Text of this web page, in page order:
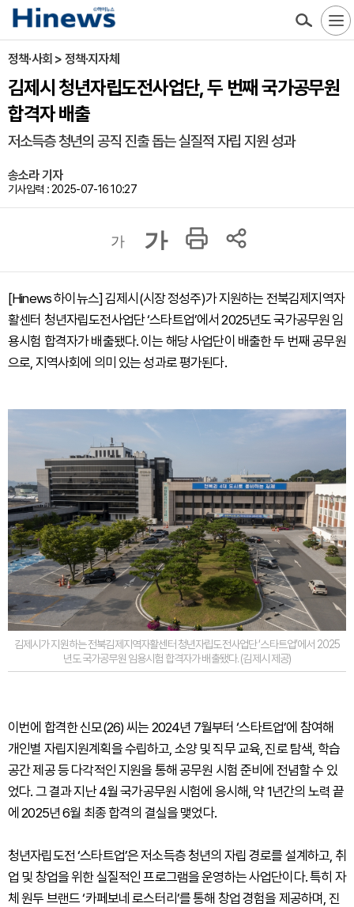
정책·사회 > 정책·지자체
김제시 청년자립도전사업단, 두 번째 국가공무원
합격자 배출
저소득층 청년의 공직 진출 돕는 실질적 자립 지원 성과
송소라 기자
기사입력 : 2025-07-16 10:27
가 가
[Hinews 하이뉴스] 김제시(시장 정성주)가 지원하는 전북김제지역자
활센터 청년자립도전사업단 ‘스타트업’에서 2025년도 국가공무원 임
용시험 합격자가 배출됐다. 이는 해당 사업단이 배출한 두 번째 공무원
으로, 지역사회에 의미 있는 성과로 평가된다.
김제시가 지원하는 전북김제지역자활센터 청년자립도전사업단 ‘스타트업’에서 2025
년도 국가공무원 임용시험 합격자가 배출됐다. (김제시 제공)
이번에 합격한 신모(26) 씨는 2024년 7월부터 ‘스타트업’에 참여해
개인별 자립지원계획을 수립하고, 소양 및 직무 교육, 진로 탐색, 학습
공간 제공 등 다각적인 지원을 통해 공무원 시험 준비에 전념할 수 있
었다. 그 결과 지난 4월 국가공무원 시험에 응시해, 약 1년간의 노력 끝
에 2025년 6월 최종 합격의 결실을 맺었다.
청년자립도전 ‘스타트업’은 저소득층 청년의 자립 경로를 설계하고, 취
업 및 창업을 위한 실질적인 프로그램을 운영하는 사업단이다. 특히 자
체 원두 브랜드 ‘카페보네 로스터리’를 통해 창업 경험을 제공하며, 진